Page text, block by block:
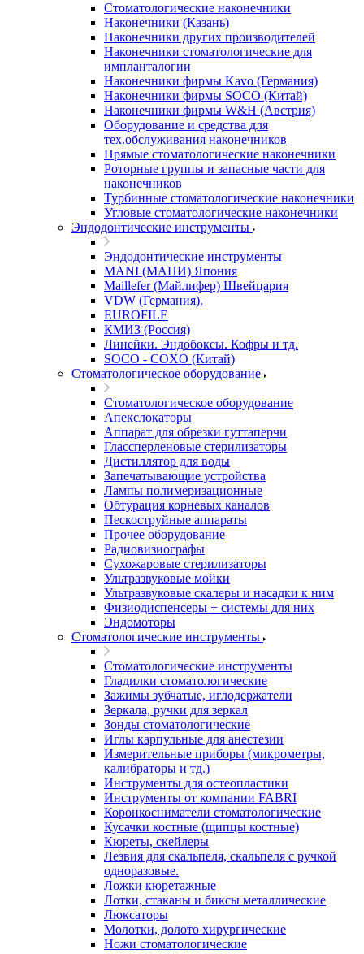
Стоматологические наконечники
Наконечники (Казань)
Наконечники других производителей
Наконечники стоматологические для
импланталогии
Наконечники фирмы Kavo (Германия)
Наконечники фирмы SOCO (Китай)
Наконечники фирмы W&H (Австрия)
Оборудование и средства для
тех.обслуживания наконечников
Прямые стоматологические наконечники
Роторные группы и запасные части для
наконечников
Турбинные стоматологические наконечники
Угловые стоматологические наконечники
Эндодонтические инструменты
Эндодонтические инструменты
MANI (МАНИ) Япония
Maillefer (Майлифер) Швейцария
VDW (Германия).
EUROFILE
КМИЗ (Россия)
Линейки. Эндобоксы. Кофры и тд.
SOCO - COXO (Китай)
Стоматологическое оборудование
Стоматологическое оборудование
Апекслокаторы
Аппарат для обрезки гуттаперчи
Глассперленовые стерилизаторы
Дистиллятор для воды
Запечатывающие устройства
Лампы полимеризационные
Обтурация корневых каналов
Пескоструйные аппараты
Прочее оборудование
Радиовизиографы
Сухожаровые стерилизаторы
Ультразвуковые мойки
Ультразвуковые скалеры и насадки к ним
Физиодиспенсеры + системы для них
Эндомоторы
Стоматологические инструменты
Стоматологические инструменты
Гладилки стоматологические
Зажимы зубчатые, иглодержатели
Зеркала, ручки для зеркал
Зонды стоматологические
Иглы карпульные для анестезии
Измерительные приборы (микрометры,
калибраторы и тд.)
Инструменты для остеопластики
Инструменты от компании FABRI
Коронкосниматели стоматологические
Кусачки костные (щипцы костные)
Кюреты, скейлеры
Лезвия для скальпеля, скальпеля с ручкой
одноразовые.
Ложки кюретажные
Лотки, стаканы и биксы металлические
Люксаторы
Молотки, долото хирургические
Ножи стоматологические